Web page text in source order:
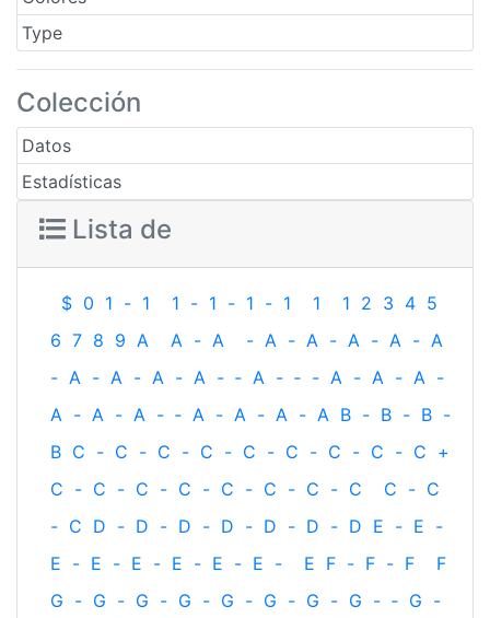
Type
Colección
Datos
Estadísticas
Lista de
$ 0 1 - 1 1 - 1 - 1 - 1 1 1 2 3 4 5
6 7 8 9 A A - A - A - A - A - A - A
- A - A - A - A - ‐ A - ‐ - A - A - A -
A - A - A - ‐ A - A - A - A B - B - B -
B C - C - C - C - C - C - C - C - C +
C - C - C - C - C - C - C - C C - C
- C D - D - D - D - D - D - D E - E -
E - E - E - E - E - E - E F - F - F
F
G - G - G - G - G - G - G - G - ‐ G -